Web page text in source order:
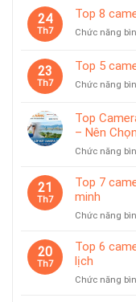
24
Th7
Top 8
Chức năng
23
Th7
Top 5
Chức năng
Top
– Nên
Chức năng
21
Th7
Top 7
minh
Chức năng
20
Th7
Top 6
lịch
Chức năng